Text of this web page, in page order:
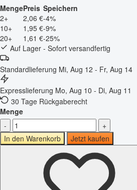
MengePreis Speichern
2+
2,06 €-4%
10+
1,95 €-9%
20+
1,61 €-25%
Auf Lager - Sofort versandfertig
Standardlieferung Mi, Aug 12 - Fr, Aug 14
Expresslieferung Mo, Aug 10 - Di, Aug 11
30 Tage Rückgaberecht
Menge
-
+
In den Warenkorb
Jetzt kaufen